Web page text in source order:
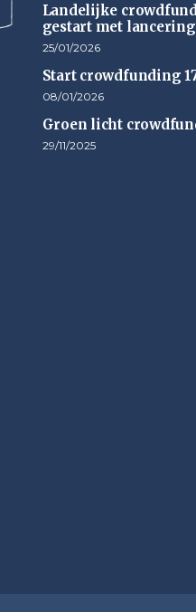
Landelijke
gestart met
25/01/2026
Start crowdfunding
08/01/2026
Groen licht
29/11/2025